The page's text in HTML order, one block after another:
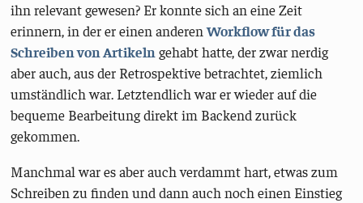
ihn relevant gewesen? Er konnte sich an eine Zeit
erinnern, in der er einen anderenWorkflow für das
Schreiben von Artikeln gehabt hatte, der zwar nerdig
aber auch, aus der Retrospektive betrachtet, ziemlich
umständlich war. Letztendlich war er wieder auf die
bequeme Bearbeitung direkt im Backend zurück
gekommen.
Manchmal war es aber auch verdammt hart, etwas zum
Schreiben zu finden und dann auch noch einen Einstieg